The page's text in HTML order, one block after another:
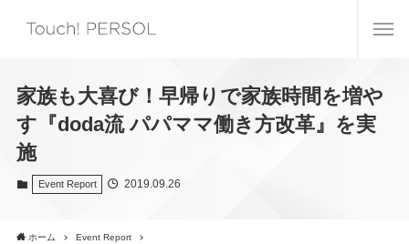
家族も大喜び！早帰りで家族時間を増や
す『doda流 パパママ働き方改革』を実
施
Event Report 2019.09.26
ホーム Event Report